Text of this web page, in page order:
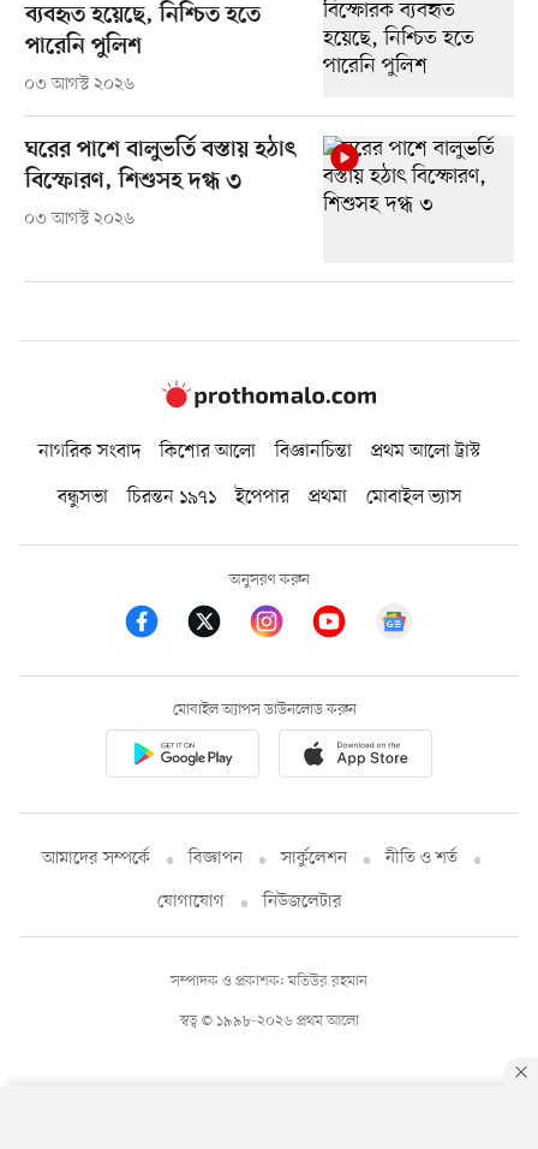
ব্যবহৃত হয়েছে, নিশ্চিত হতে
পারেনি পুলিশ
০৩ আগস্ট ২০২৬
ঘরের পাশে বালুভর্তি বস্তায় হঠাৎ
বিস্ফোরণ, শিশুসহ দগ্ধ ৩
০৩ আগস্ট ২০২৬
নাগরিক সংবাদ কিশোর আলো বিজ্ঞানচিন্তা
প্রথম আলো ট্রাস্ট
বন্ধুসভা
চিরন্তন ১৯৭১ ইপেপার প্রথমা মোবাইল ভ্যাস
অনুসরণ করুন
মোবাইল অ্যাপস ডাউনলোড করুন
আমাদের সম্পর্কে বিজ্ঞাপন সার্কুলেশন
নীতি ও শর্ত
যোগাযোগ
নিউজলেটার
স্বত্ব © ১৯৯৮-২০২৬ প্রথম আলো
সম্পাদক ও প্রকাশক: মতিউর রহমান